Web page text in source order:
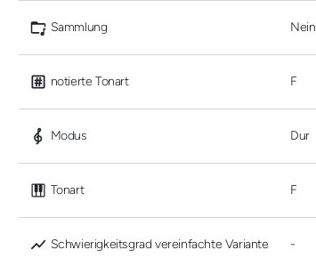
Sammlung Nein
notierte Tonart F
Modus Dur
Tonart F
Schwierigkeitsgrad vereinfachte Variante -